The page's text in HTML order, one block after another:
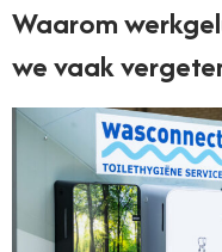
Waarom
we vaak